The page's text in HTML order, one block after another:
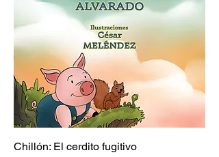
Chillón: El cerdito fugitivo